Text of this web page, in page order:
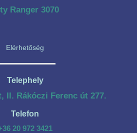
Ranger 3070
Elérhetőség
Telephely
II. Rákóczi Ferenc út 277.
Telefon
20 972 3421